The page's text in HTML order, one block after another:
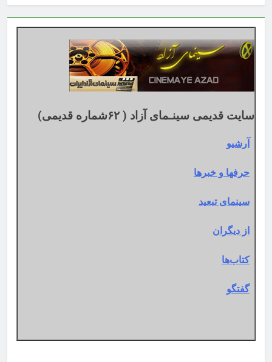
اساس
تقویم
میلادی
سایت قدیمی سینـمای آزاد ( ۶۲شماره قدیمی)
آرشیو
حرفها و خبرها
سینمای تبعید
از دیگران
کتاب‌ها
گفتگو